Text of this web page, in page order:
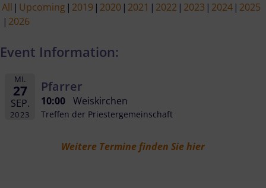
All Upcoming 2019 2020 2021 2022 2023 2024 2025
2026
Event Information:
MI.
27
SEP.
2023
Pfarrer
10:00 Weiskirchen
Treffen der Priestergemeinschaft
Weitere Termine finden Sie hier